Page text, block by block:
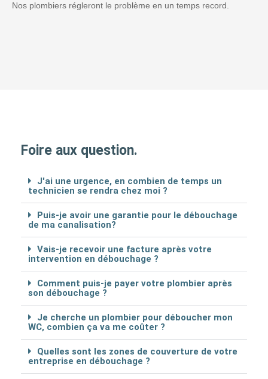
Nos plombiers régleront le problème en un temps record.
Foire aux question.
J'ai une urgence, en combien de temps un
technicien se rendra chez moi ?
Puis-je avoir une garantie pour le débouchage
de ma canalisation?
Vais-je recevoir une facture après votre
intervention en débouchage ?
Comment puis-je payer votre plombier après
son débouchage ?
Je cherche un plombier pour déboucher mon
WC, combien ça va me coûter ?
Quelles sont les zones de couverture de votre
entreprise en débouchage ?